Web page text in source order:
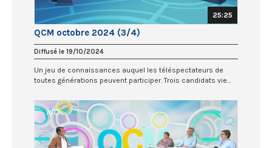
25:25
QCM octobre 2024 (3/4)
Diffusé le 19/10/2024
Un jeu de connaissances auquel les téléspectateurs de
toutes générations peuvent participer. Trois candidats vie...